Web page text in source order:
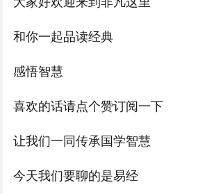
和你一起品读经典
感悟智慧
喜欢的话请点个赞订阅一下
让我们一同传承国学智慧
今天我们要聊的是易经